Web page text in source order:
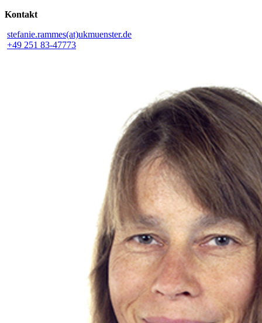
Kontakt
stefanie.rammes(at)ukmuenster.de
+49 251 83-47773